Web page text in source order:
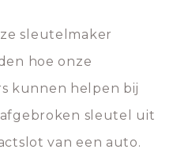
sleutelmaker
hoe onze
kunnen helpen bij
sleutel uit
van een auto.